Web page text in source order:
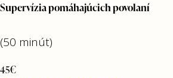
Supervízia pomáhajúcich povolaní
(50 minút)
45€